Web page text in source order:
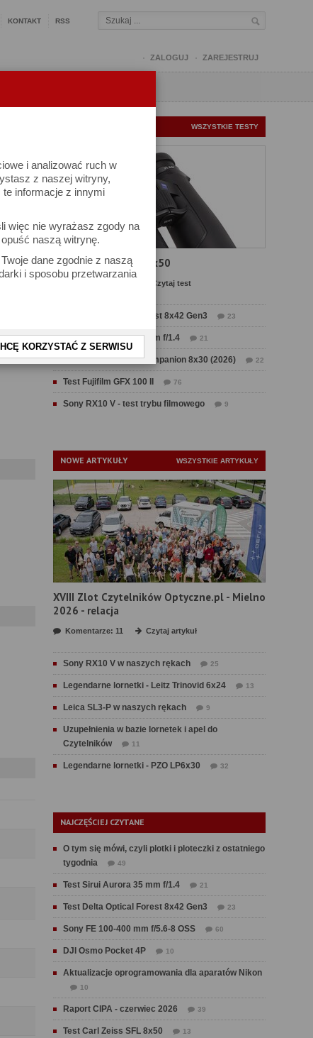
i analizować ruch w
z naszej witryny,
informacje z innymi
więc nie wyrażasz zgody na
naszą witrynę.
dane zgodnie z naszą
i sposobu przetwarzania
KORZYSTAĆ Z SERWISU
KONTAKT RSS
ZALOGUJ ZAREJESTRUJ
WSZYSTKIE TESTY
Test Carl Zeiss SFL 8x50
Czytaj test
Test Delta Optical Forest 8x42 Gen3 23
Test Sirui Aurora 35 mm f/1.4 21
Test Swarovski CL Companion 8x30 (2026) 22
Test Fujifilm GFX 100 II 76
Sony RX10 V - test trybu filmowego 9
NOWE ARTYKUŁY WSZYSTKIE ARTYKUŁY
XVIII Zlot Czytelników Optyczne.pl - Mielno
2026 - relacja
Komentarze: 11 Czytaj artykuł
Sony RX10 V w naszych rękach 25
Legendarne lornetki - Leitz Trinovid 6x24 13
Leica SL3-P w naszych rękach 9
Uzupełnienia w bazie lornetek i apel do
Czytelników
11
Legendarne lornetki - PZO LP6x30 32
NAJCZĘŚCIEJ CZYTANE
O tym się mówi, czyli plotki i ploteczki z ostatniego
tygodnia
49
Test Sirui Aurora 35 mm f/1.4 21
Test Delta Optical Forest 8x42 Gen3 23
Sony FE 100-400 mm f/5.6-8 OSS 60
DJI Osmo Pocket 4P 10
Aktualizacje oprogramowania dla aparatów Nikon
10
Raport CIPA - czerwiec 2026 39
Test Carl Zeiss SFL 8x50 13